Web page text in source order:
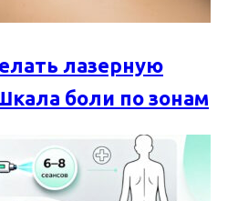
лазерную
боли по зонам